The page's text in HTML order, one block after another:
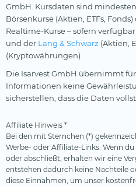
GmbH. Kursdaten sind
Börsenkurse (Aktien, ETFs, Fonds)
Realtime-Kurse – sofern
und der Lang & Schwarz (Aktien,
(Kryptowährungen).
Die Isarvest GmbH übernimmt
Informationen keine
sicherstellen, dass die Daten
Affiliate Hinweis *
Bei den mit Sternchen (*)
Werbe- oder Affiliate-Links. Wenn
oder abschließt, erhalten wir eine
entstehen dadurch keine Nachteile
diese Einnahmen, um unser